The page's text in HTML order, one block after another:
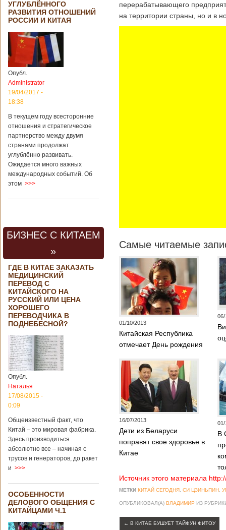
УГЛУБЛЁННОГО
РАЗВИТИЯ ОТНОШЕНИЙ
РОССИИ И КИТАЯ
Опубл.
Administrator
19/04/2017 -
18:38
В текущем году всесторонние
отношения и стратегическое
партнерство между двумя
странами продолжат
углублённо развивать.
Ожидается много важных
международных событий. Об
этом >>>
БИЗНЕС С КИТАЕМ
»
ГДЕ В КИТАЕ ЗАКАЗАТЬ
МЕДИЦИНСКИЙ
ПЕРЕВОД С
КИТАЙСКОГО НА
РУССКИЙ ИЛИ ЦЕНА
ХОРОШЕГО
ПЕРЕВОДЧИКА В
ПОДНЕБЕСНОЙ?
Опубл.
Наталья
17/08/2015 -
0:09
Общеизвестный факт, что
Китай – это мировая фабрика.
Здесь производиться
абсолютно все – начиная с
трусов и генераторов, до ракет
и >>>
ОСОБЕННОСТИ
ДЕЛОВОГО ОБЩЕНИЯ С
КИТАЙЦАМИ Ч.1
перерабатывающего
на территории страны, но и в
Самые читаемые
01/10/2013
Китайская Республика
отмечает День рождения
06/
16/07/2013
Дети из Беларуси
поправят свое здоровье в
Китае
01/
В
Источник этого материала
МЕТКИ КИТАЙ СЕГОДНЯ СИ ЦЗИНЬПИН
ОПУБЛИКОВАЛ(А) ВЛАДИМИР ИЗ
← В КИТАЕ БУШУЕТ ТАЙФУН ФИТОУ